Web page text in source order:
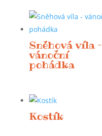
Sněhová víla –
vánoční
pohádka
Kostík